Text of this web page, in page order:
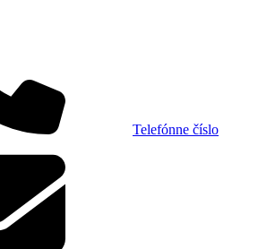
Telefónne číslo